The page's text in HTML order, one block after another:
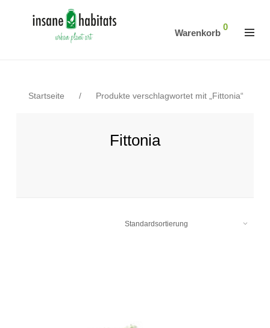
Warenkorb
0
Startseite / Produkte verschlagwortet mit „Fittonia“
Fittonia